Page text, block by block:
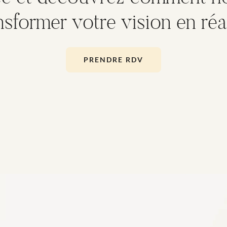
votre vision en
PRENDRE RDV